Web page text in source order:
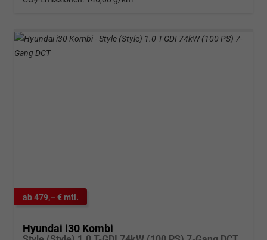
2
ab 479,– € mtl.
Hyundai i30 Kombi